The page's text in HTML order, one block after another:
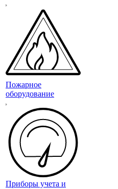
Пожарное
оборудование
Приборы учета и